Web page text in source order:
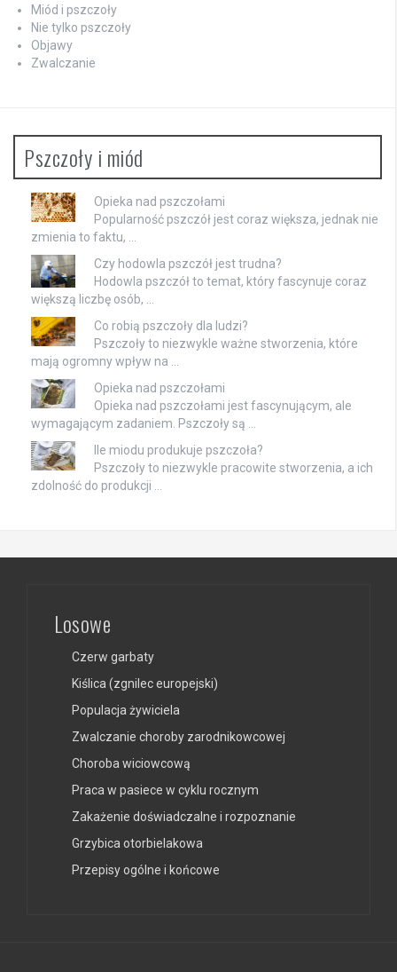
Miód i pszczoły
Nie tylko pszczoły
Objawy
Zwalczanie
Pszczoły i miód
Opieka nad pszczołami
Popularność pszczół jest coraz większa, jednak nie
zmienia to faktu, …
Czy hodowla pszczół jest trudna?
Hodowla pszczół to temat, który fascynuje coraz
większą liczbę osób, …
Co robią pszczoły dla ludzi?
Pszczoły to niezwykle ważne stworzenia, które
mają ogromny wpływ na …
Opieka nad pszczołami
Opieka nad pszczołami jest fascynującym, ale
wymagającym zadaniem. Pszczoły są …
Ile miodu produkuje pszczoła?
Pszczoły to niezwykle pracowite stworzenia, a ich
zdolność do produkcji …
Losowe
Czerw garbaty
Kiślica (zgnilec europejski)
Populacja żywiciela
Zwalczanie choroby zarodnikowcowej
Choroba wiciowcową
Praca w pasiece w cyklu rocznym
Zakażenie doświadczalne i rozpoznanie
Grzybica otorbielakowa
Przepisy ogólne i końcowe